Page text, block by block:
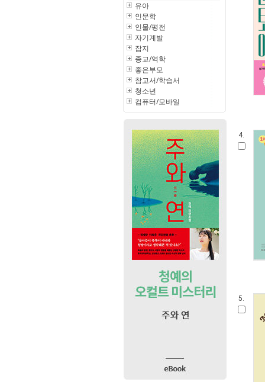
유아
인문학
인물/평전
자기계발
잡지
종교/역학
좋은부모
참고서/학습서
청소년
컴퓨터/모바일
4.
5.